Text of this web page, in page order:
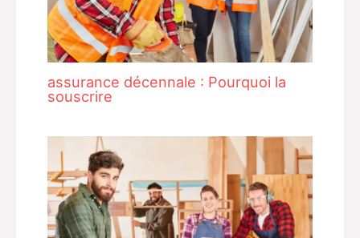
assurance décennale : Pourquoi la
souscrire